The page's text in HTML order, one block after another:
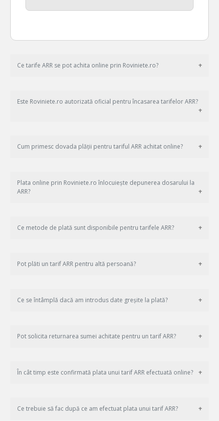
Ce tarife ARR se pot achita online prin Roviniete.ro?
Este Roviniete.ro autorizată oficial pentru încasarea tarifelor ARR?
Cum primesc dovada plății pentru tariful ARR achitat online?
Plata online prin Roviniete.ro înlocuiește depunerea dosarului la
ARR?
Ce metode de plată sunt disponibile pentru tarifele ARR?
Pot plăti un tarif ARR pentru altă persoană?
Ce se întâmplă dacă am introdus date greșite la plată?
Pot solicita returnarea sumei achitate pentru un tarif ARR?
În cât timp este confirmată plata unui tarif ARR efectuată online?
Ce trebuie să fac după ce am efectuat plata unui tarif ARR?